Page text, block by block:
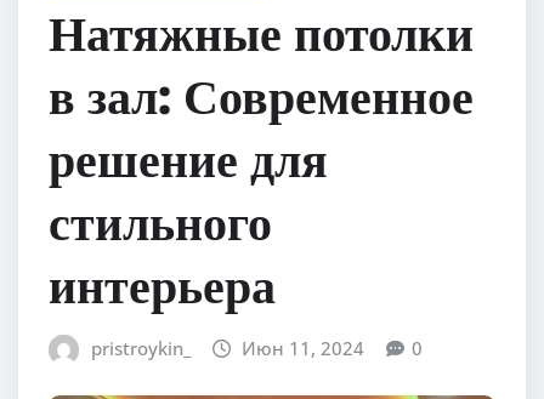
Натяжные потолки
в зал: Современное
решение для
стильного
интерьера
pristroykin_ Июн 11, 2024 0